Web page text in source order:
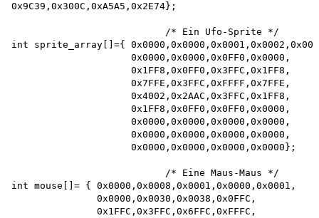
0x9C39,0x300C,0xA5A5,0x2E74};
                           /* Ein Ufo-Sprite */
int sprite_array[]={
                     0x0000,0x0000,0x0FF0,0x0000,
                     0x1FF8,0x0FF0,0x3FFC,0x1FF8,
                     0x7FFE,0x3FFC,0xFFFF,0x7FFE,
                     0x4002,0x2AAC,0x3FFC,0x1FF8,
                     0x1FF8,0x0FF0,0x0FF0,0x0000,
                     0x0000,0x0000,0x0000,0x0000,
                     0x0000,0x0000,0x0000,0x0000,
                     0x0000,0x0000,0x0000,0x0000};
                           /* Eine Maus-Maus */
int mouse[]= { 0x0000,0x0008,0x0001,0x0000,0x0001,
               0x0000,0x0030,0x0038,0x0FFC,
               0x1FFC,0x3FFC,0x6FFC,0xFFFC,